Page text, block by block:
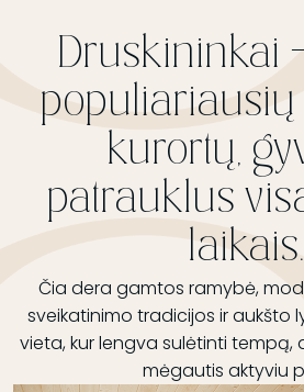
Druskininkai
populiariausių
kurortų,
patrauklus
laikais.
Čia dera gamtos ramybė,
sveikatinimo tradicijos ir aukšto
vieta, kur lengva sulėtinti tempą,
mėgautis aktyviu